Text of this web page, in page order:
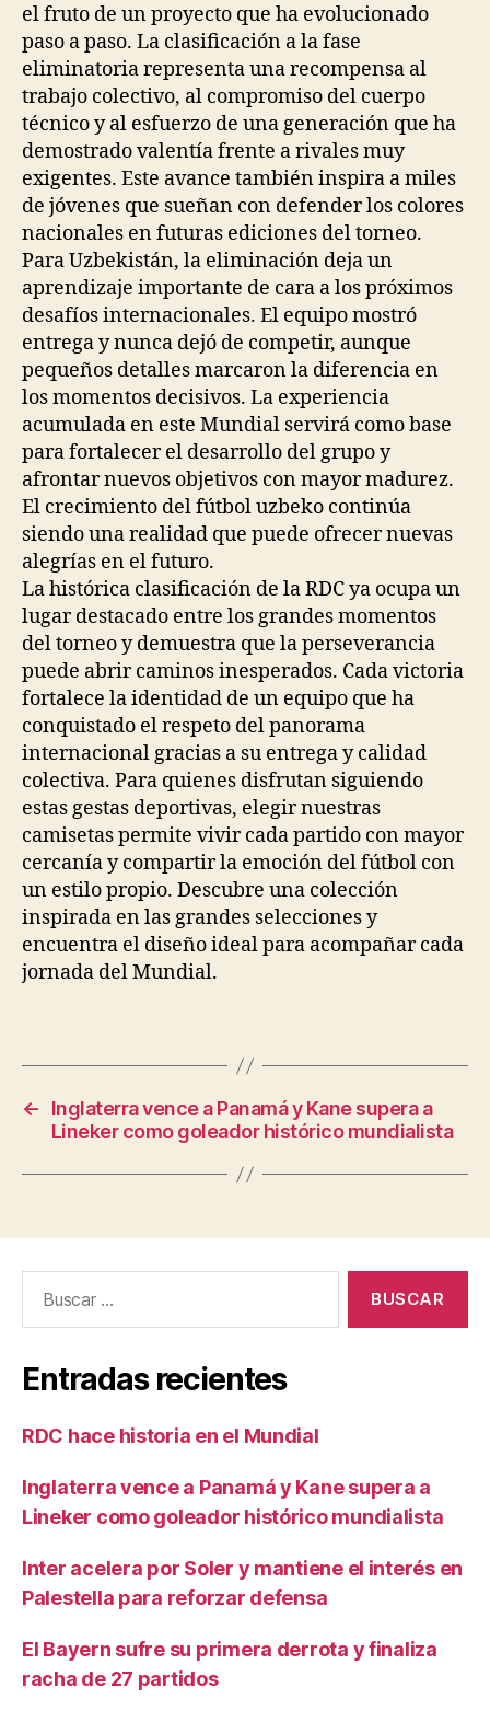
el fruto de un proyecto que ha evolucionado
paso a paso. La clasificación a la fase
eliminatoria representa una recompensa al
trabajo colectivo, al compromiso del cuerpo
técnico y al esfuerzo de una generación que ha
demostrado valentía frente a rivales muy
exigentes. Este avance también inspira a miles
de jóvenes que sueñan con defender los colores
nacionales en futuras ediciones del torneo.
Para Uzbekistán, la eliminación deja un
aprendizaje importante de cara a los próximos
desafíos internacionales. El equipo mostró
entrega y nunca dejó de competir, aunque
pequeños detalles marcaron la diferencia en
los momentos decisivos. La experiencia
acumulada en este Mundial servirá como base
para fortalecer el desarrollo del grupo y
afrontar nuevos objetivos con mayor madurez.
El crecimiento del fútbol uzbeko continúa
siendo una realidad que puede ofrecer nuevas
alegrías en el futuro.
La histórica clasificación de la RDC ya ocupa un
lugar destacado entre los grandes momentos
del torneo y demuestra que la perseverancia
puede abrir caminos inesperados. Cada victoria
fortalece la identidad de un equipo que ha
conquistado el respeto del panorama
internacional gracias a su entrega y calidad
colectiva. Para quienes disfrutan siguiendo
estas gestas deportivas, elegir nuestras
camisetas permite vivir cada partido con mayor
cercanía y compartir la emoción del fútbol con
un estilo propio. Descubre una colección
inspirada en las grandes selecciones y
encuentra el diseño ideal para acompañar cada
jornada del Mundial.
←
Inglaterra vence a Panamá y Kane supera a
Lineker como goleador histórico mundialista
Entradas recientes
RDC hace historia en el Mundial
Inglaterra vence a Panamá y Kane supera a
Lineker como goleador histórico mundialista
Inter acelera por Soler y mantiene el interés en
Palestella para reforzar defensa
El Bayern sufre su primera derrota y finaliza
racha de 27 partidos